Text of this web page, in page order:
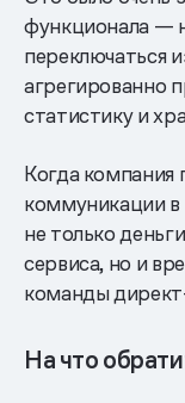
функционала —
переключаться
агрегированно
статистику и
Когда компания
коммуникации
не только
сервиса, но и
команды
На что